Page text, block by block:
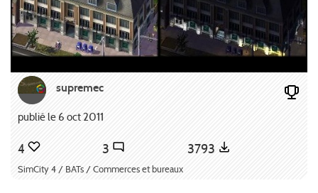
supremec
publié le 6 oct 2011
4 3 3793
SimCity 4 / BATs / Commerces et bureaux